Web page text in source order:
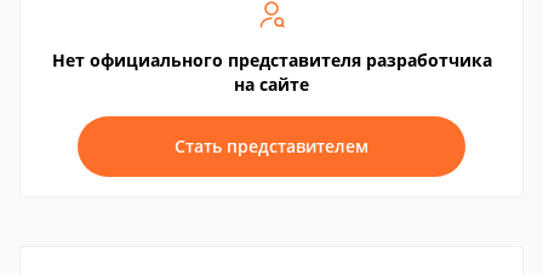
Нет официального представителя разработчика
на сайте
Стать представителем